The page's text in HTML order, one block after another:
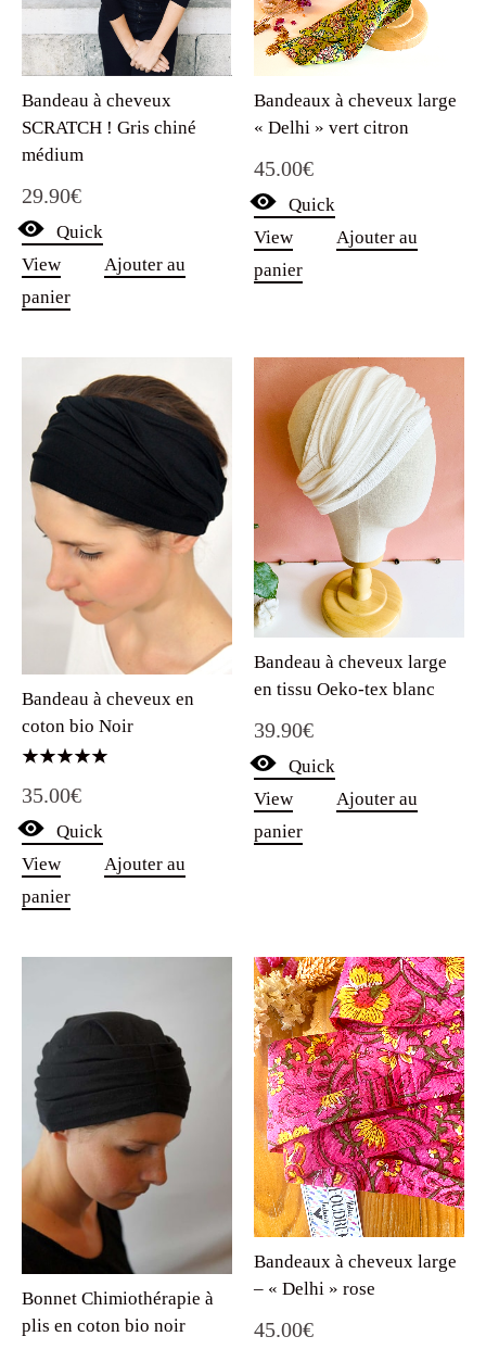
Bandeau à cheveux
SCRATCH ! Gris chiné
médium
29.90€
Quick
View
Ajouter au
panier
Bandeaux à cheveux large
« Delhi » vert citron
45.00€
Quick
View
Ajouter au
panier
Bandeau à cheveux en
coton bio Noir
5.00
sur 5
35.00€
Quick
View
Ajouter au
panier
Bandeau à cheveux large
en tissu Oeko-tex blanc
39.90€
Quick
View
Ajouter au
panier
Bonnet Chimiothérapie à
plis en coton bio noir
Bandeaux à cheveux large
– « Delhi » rose
45.00€